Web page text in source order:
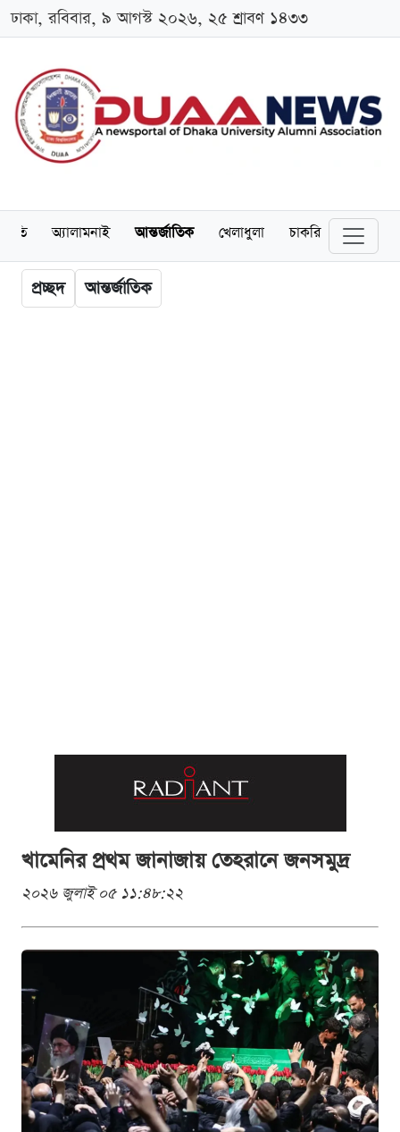
ঢাকা, রবিবার, ৯ আগস্ট ২০২৬, ২৫ শ্রাবণ ১৪৩৩
অ্যালামনাই আন্তর্জাতিক খেলাধুলা চাকরি স্কলারশিপ
প্রচ্ছদ আন্তর্জাতিক
খামেনির প্রথম জানাজায় তেহরানে জনসমুদ্র
২০২৬ জুলাই ০৫ ১১:৪৮:২২